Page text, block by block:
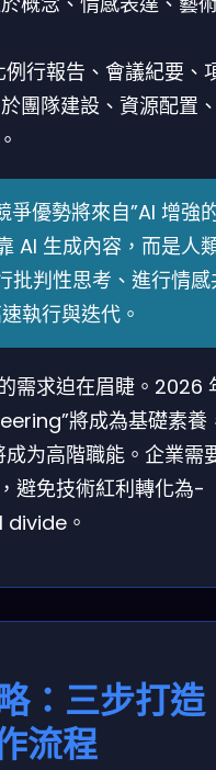
例行報告、會議紀要、
團隊建設、資源配置
爭優勢將來自”AI 增強
AI 生成內容，而是人
批判性思考、進行情感
執行與迭代。
需求迫在眉睫。2026
將成為基礎素養
为高階職能。企業需
避免技術紅利轉化為-
。
：三步打造
流程